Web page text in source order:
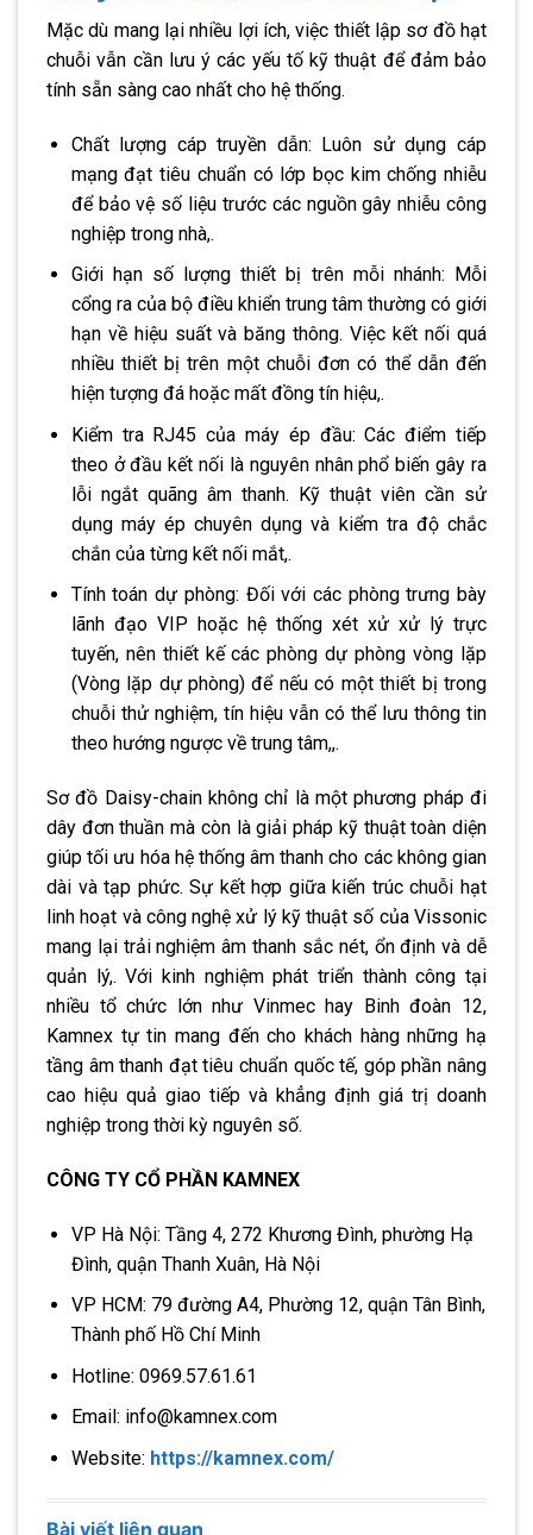
Mặc dù mang lại nhiều lợi ích, việc thiết lập sơ đồ hạt
chuỗi vẫn cần lưu ý các yếu tố kỹ thuật để đảm bảo
tính sẵn sàng cao nhất cho hệ thống.
Chất lượng cáp truyền dẫn: Luôn sử dụng cáp
mạng đạt tiêu chuẩn có lớp bọc kim chống nhiễu
để bảo vệ số liệu trước các nguồn gây nhiễu công
nghiệp trong nhà,.
Giới hạn số lượng thiết bị trên mỗi nhánh: Mỗi
cổng ra của bộ điều khiển trung tâm thường có giới
hạn về hiệu suất và băng thông. Việc kết nối quá
nhiều thiết bị trên một chuỗi đơn có thể dẫn đến
hiện tượng đá hoặc mất đồng tín hiệu,.
Kiểm tra RJ45 của máy ép đầu: Các điểm tiếp
theo ở đầu kết nối là nguyên nhân phổ biến gây ra
lỗi ngắt quãng âm thanh. Kỹ thuật viên cần sử
dụng máy ép chuyên dụng và kiểm tra độ chắc
chắn của từng kết nối mắt,.
Tính toán dự phòng: Đối với các phòng trưng bày
lãnh đạo VIP hoặc hệ thống xét xử xử lý trực
tuyến, nên thiết kế các phòng dự phòng vòng lặp
(Vòng lặp dự phòng) để nếu có một thiết bị trong
chuỗi thử nghiệm, tín hiệu vẫn có thể lưu thông tin
theo hướng ngược về trung tâm,,.
Sơ đồ Daisy-chain không chỉ là một phương pháp đi
dây đơn thuần mà còn là giải pháp kỹ thuật toàn diện
giúp tối ưu hóa hệ thống âm thanh cho các không gian
dài và tạp phức. Sự kết hợp giữa kiến ​​trúc chuỗi hạt
linh hoạt và công nghệ xử lý kỹ thuật số của Vissonic
mang lại trải nghiệm âm thanh sắc nét, ổn định và dễ
quản lý,. Với kinh nghiệm phát triển thành công tại
nhiều tổ chức lớn như Vinmec hay Binh đoàn 12,
Kamnex tự tin mang đến cho khách hàng những hạ
tầng âm thanh đạt tiêu chuẩn quốc tế, góp phần nâng
cao hiệu quả giao tiếp và khẳng định giá trị doanh
nghiệp trong thời kỳ nguyên số.
CÔNG TY CỔ PHẦN KAMNEX
VP Hà Nội: Tầng 4, 272 Khương Đình, phường Hạ
Đình, quận Thanh Xuân, Hà Nội
VP HCM: 79 đường A4, Phường 12, quận Tân Bình,
Thành phố Hồ Chí Minh
Hotline: 0969.57.61.61
Email: info@kamnex.com
Website: https://kamnex.com/
Bài viết liên quan